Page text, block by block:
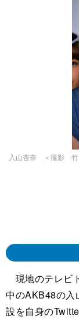
入山杏奈 ＜撮影 竹
現地のテレビ
中のAKB48の入
設を自身の